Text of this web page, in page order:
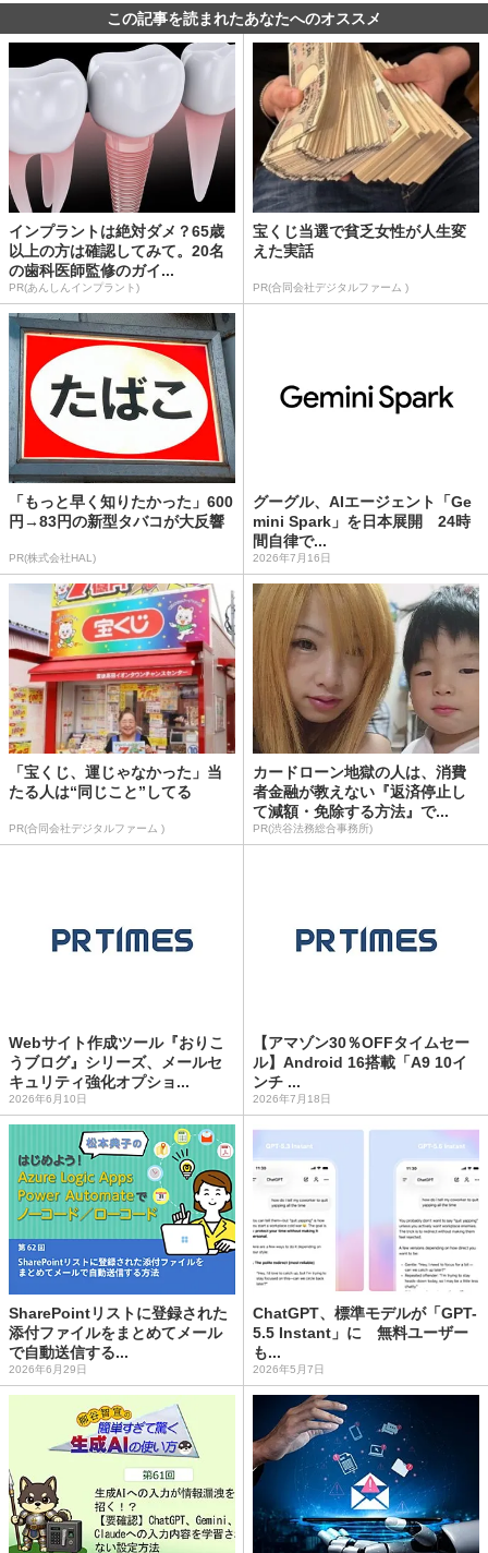
この記事を読まれたあなたへのオススメ
インプラントは絶対ダメ？65歳
以上の方は確認してみて。20名
の歯科医師監修のガイ...
PR(あんしんインプラント)
宝くじ当選で貧乏女性が人生変
えた実話
PR(合同会社デジタルファーム )
「もっと早く知りたかった」600
円→83円の新型タバコが大反響
PR(株式会社HAL)
グーグル、AIエージェント「Ge
mini Spark」を日本展開 24時
間自律で...
2026年7月16日
「宝くじ、運じゃなかった」当
たる人は“同じこと”してる
PR(合同会社デジタルファーム )
カードローン地獄の人は、消費
者金融が教えない『返済停止し
て減額・免除する方法』で...
PR(渋谷法務総合事務所)
Webサイト作成ツール『おりこ
うブログ』シリーズ、メールセ
キュリティ強化オプショ...
2026年6月10日
【アマゾン30％OFFタイムセー
ル】Android 16搭載「A9 10イ
ンチ ...
2026年7月18日
SharePointリストに登録された
添付ファイルをまとめてメール
で自動送信する...
2026年6月29日
ChatGPT、標準モデルが「GPT-
5.5 Instant」に 無料ユーザー
も...
2026年5月7日